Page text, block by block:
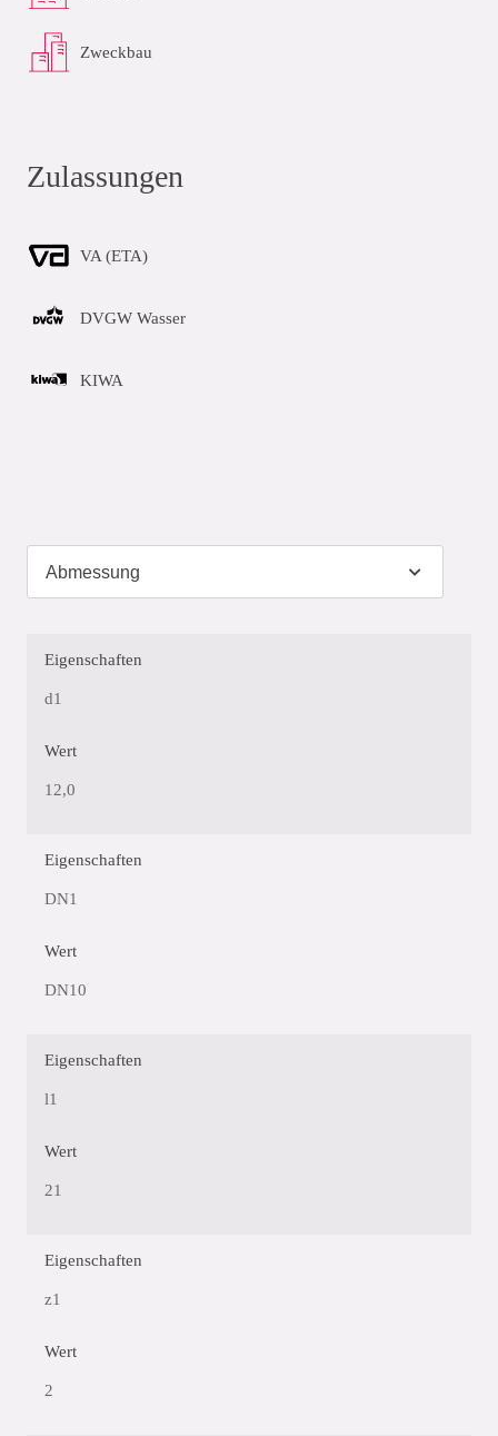
Zweckbau
Zulassungen
VA (ETA)
DVGW Wasser
KIWA
Eigenschaften
d1
Wert
12,0
Eigenschaften
DN1
Wert
DN10
Eigenschaften
l1
Wert
21
Eigenschaften
z1
Wert
2